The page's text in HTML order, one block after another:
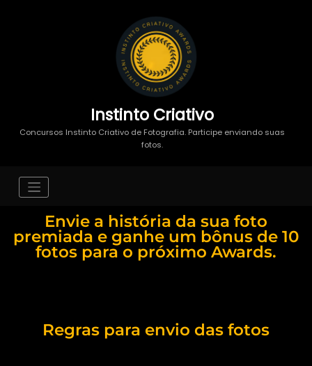
Instinto Criativo
Concursos Instinto Criativo de Fotografia. Participe enviando suas
fotos.
Envie a história da sua foto
premiada e ganhe um bônus de 10
fotos para o próximo Awards.
Regras para envio das fotos